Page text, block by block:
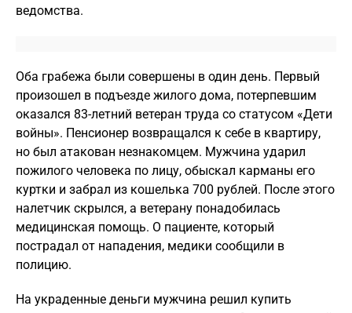
ведомства.
Оба грабежа были совершены в один день. Первый
произошел в подъезде жилого дома, потерпевшим
оказался 83-летний ветеран труда со статусом «Дети
войны». Пенсионер возвращался к себе в квартиру,
но был атакован незнакомцем. Мужчина ударил
пожилого человека по лицу, обыскал карманы его
куртки и забрал из кошелька 700 рублей. После этого
налетчик скрылся, а ветерану понадобилась
медицинская помощь. О пациенте, который
пострадал от нападения, медики сообщили в
полицию.
На украденные деньги мужчина решил купить